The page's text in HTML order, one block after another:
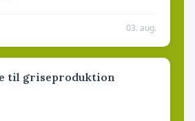
03. aug.
til griseproduktion